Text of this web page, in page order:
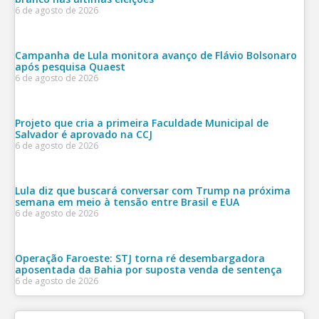
6 de agosto de 2026
Campanha de Lula monitora avanço de Flávio Bolsonaro
após pesquisa Quaest
6 de agosto de 2026
Projeto que cria a primeira Faculdade Municipal de
Salvador é aprovado na CCJ
6 de agosto de 2026
Lula diz que buscará conversar com Trump na próxima
semana em meio à tensão entre Brasil e EUA
6 de agosto de 2026
Operação Faroeste: STJ torna ré desembargadora
aposentada da Bahia por suposta venda de sentença
6 de agosto de 2026